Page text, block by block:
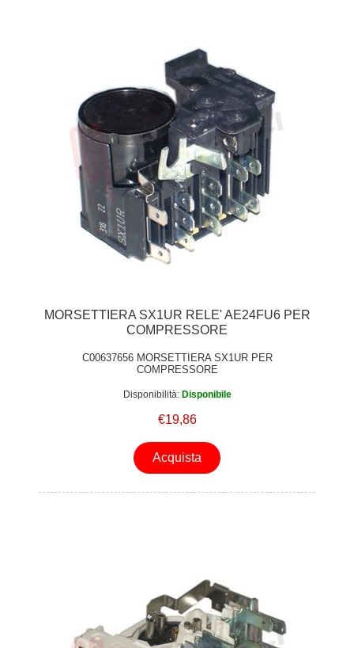
MORSETTIERA SX1UR RELE' AE24FU6 PER
COMPRESSORE
C00637656 MORSETTIERA SX1UR PER
COMPRESSORE
Disponibilità: Disponibile
€19,86
Acquista